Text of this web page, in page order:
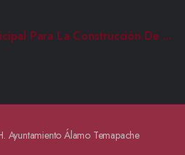
Para La Construcción De ...
Álamo Temapache